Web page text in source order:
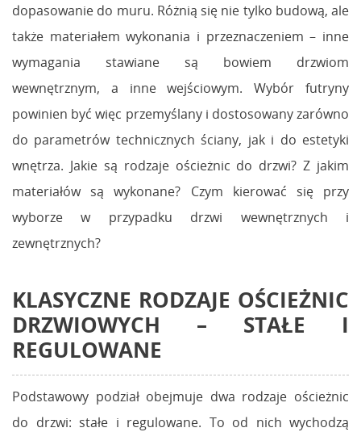
dopasowanie do muru. Różnią się nie tylko budową, ale
także materiałem wykonania i przeznaczeniem – inne
wymagania stawiane są bowiem drzwiom
wewnętrznym, a inne wejściowym. Wybór futryny
powinien być więc przemyślany i dostosowany zarówno
do parametrów technicznych ściany, jak i do estetyki
wnętrza. Jakie są rodzaje ościeżnic do drzwi? Z jakim
materiałów są wykonane? Czym kierować się przy
wyborze w przypadku drzwi wewnętrznych i
zewnętrznych?
KLASYCZNE RODZAJE OŚCIEŻNIC
DRZWIOWYCH – STAŁE I
REGULOWANE
Podstawowy podział obejmuje dwa rodzaje ościeżnic
do drzwi: stałe i regulowane. To od nich wychodzą